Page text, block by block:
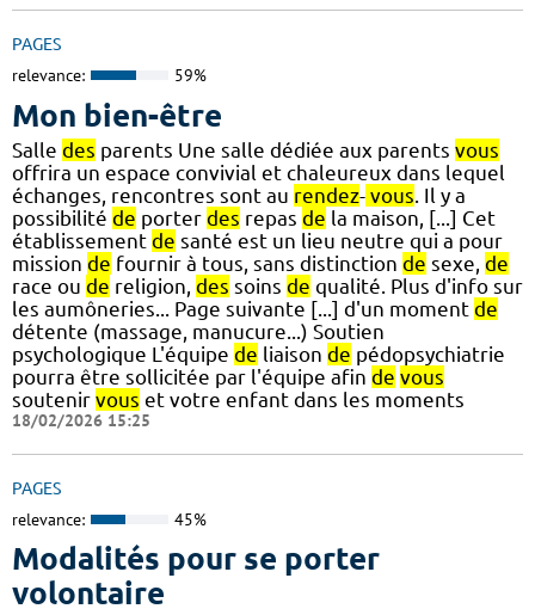
PAGES
relevance: 59%
Mon bien-être
Salle des parents Une salle dédiée aux parents vous
offrira un espace convivial et chaleureux dans lequel
échanges, rencontres sont au rendez- vous . Il y a
possibilité de porter des repas de la maison, [...] Cet
établissement de santé est un lieu neutre qui a pour
mission de fournir à tous, sans distinction de sexe, de
race ou de religion, des soins de qualité. Plus d'info sur
les aumôneries... Page suivante [...] d'un moment de
détente (massage, manucure...) Soutien
psychologique L'équipe de liaison de pédopsychiatrie
pourra être sollicitée par l'équipe afin de vous
soutenir vous et votre enfant dans les moments
18/02/2026 15:25
PAGES
relevance: 45%
Modalités pour se porter
volontaire